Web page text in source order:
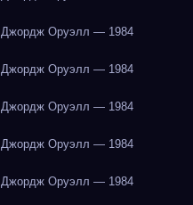
Джордж Оруэлл — 1984
Джордж Оруэлл — 1984
Джордж Оруэлл — 1984
Джордж Оруэлл — 1984
Джордж Оруэлл — 1984